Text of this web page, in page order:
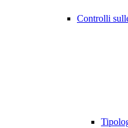
Controlli